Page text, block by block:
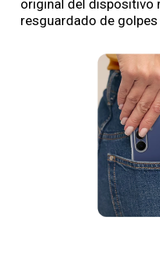
original del dispositivo
resguardado de